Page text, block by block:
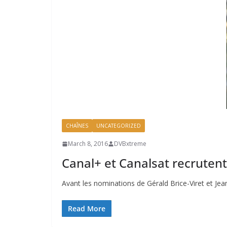
CHAÎNES UNCATEGORIZED
March 8, 2016 DVBxtreme
Canal+ et Canalsat
Avant les nominations de Gérald Brice-Viret et
Read More